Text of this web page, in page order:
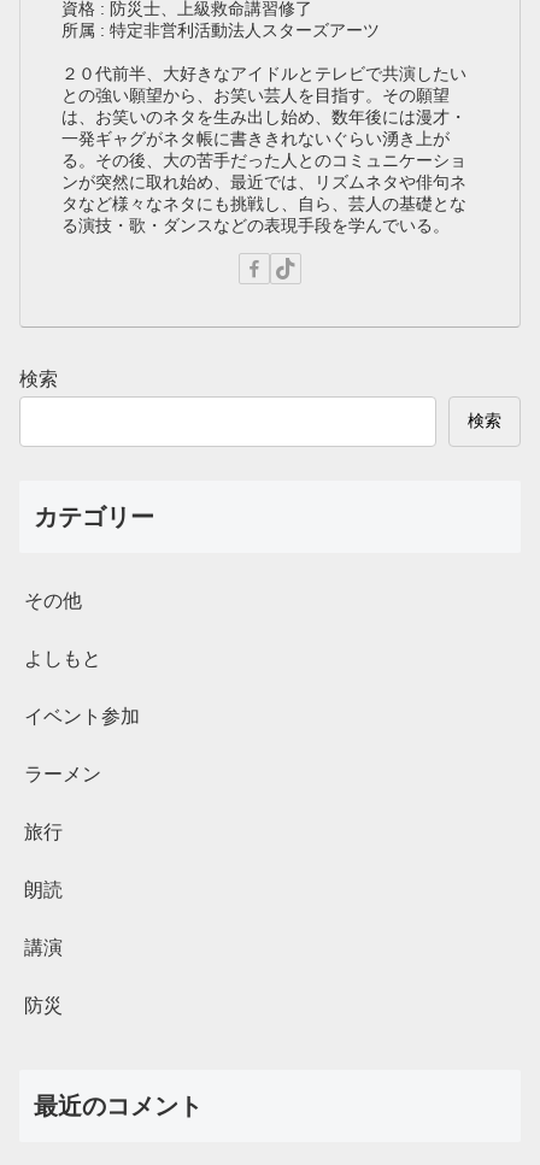
資格 : 防災士、上級救命講習修了
所属 : 特定非営利活動法人スターズアーツ
２０代前半、大好きなアイドルとテレビで共演したい
との強い願望から、お笑い芸人を目指す。その願望
は、お笑いのネタを生み出し始め、数年後には漫才・
一発ギャグがネタ帳に書ききれないぐらい湧き上が
る。その後、大の苦手だった人とのコミュニケーショ
ンが突然に取れ始め、最近では、リズムネタや俳句ネ
タなど様々なネタにも挑戦し、自ら、芸人の基礎とな
る演技・歌・ダンスなどの表現手段を学んでいる。
検索
検索
カテゴリー
その他
よしもと
イベント参加
ラーメン
旅行
朗読
講演
防災
最近のコメント